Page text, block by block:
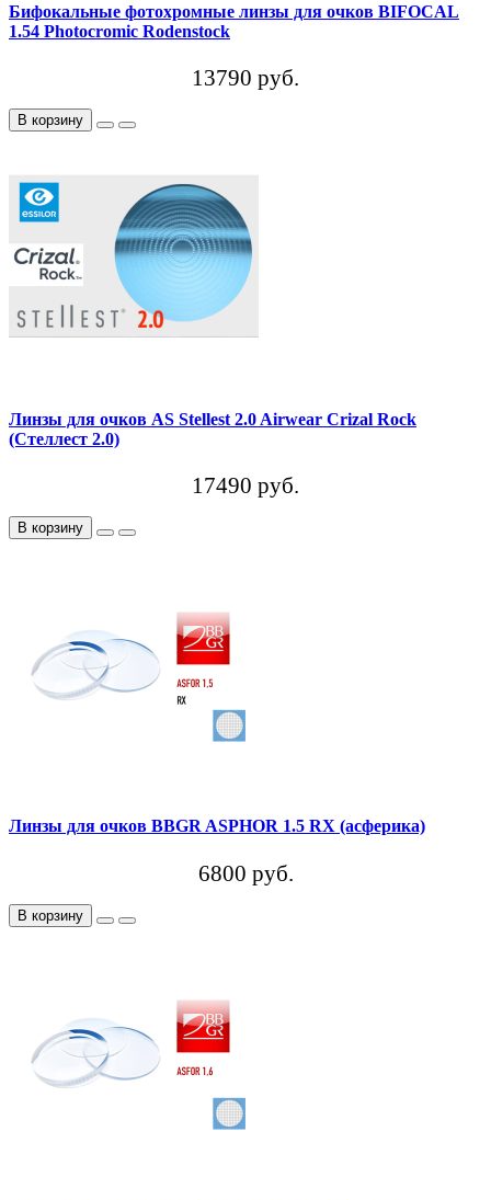
Бифокальные фотохромные линзы для очков BIFOCAL
1.54 Photocromic Rodenstock
13790 руб.
В корзину
Линзы для очков AS Stellest 2.0 Airwear Crizal Rock
(Стеллест 2.0)
17490 руб.
В корзину
Линзы для очков BBGR ASPHOR 1.5 RX (асферика)
6800 руб.
В корзину